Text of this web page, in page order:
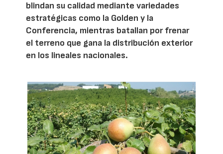
blindan su calidad mediante variedades
estratégicas como la Golden y la
Conferencia, mientras batallan por frenar
el terreno que gana la distribución exterior
en los lineales nacionales.